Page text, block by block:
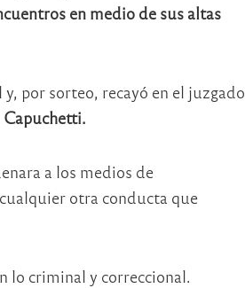
en medio de sus altas
por sorteo, recayó en el juzgado
Capuchetti.
a los medios de
otra conducta que
lo criminal y correccional.